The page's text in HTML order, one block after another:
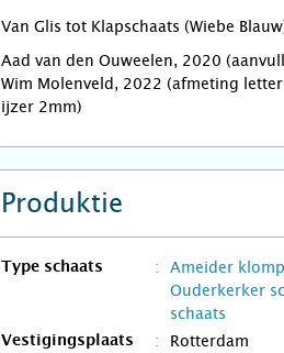
Van Glis tot Klapschaats (Wiebe
Aad van den Ouweelen, 2020
Wim Molenveld, 2022 (afmeting
ijzer 2mm)
Produktie
Type schaats Ameider klomp
Ouderkerker
schaats
Vestigingsplaats Rotterdam